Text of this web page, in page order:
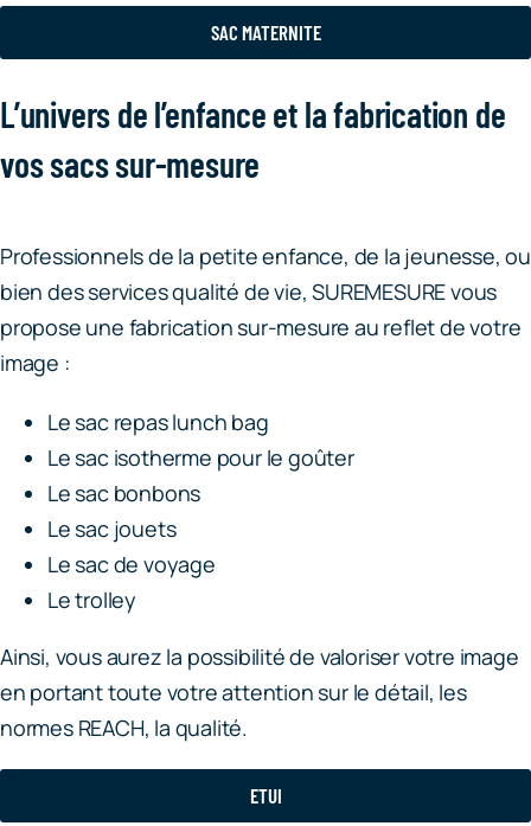
SAC MATERNITE
L’univers de l’enfance et la fabrication de
vos sacs sur-mesure
Professionnels de la petite enfance, de la jeunesse, ou
bien des services qualité de vie, SUREMESURE vous
propose une fabrication sur-mesure au reflet de votre
image :
Le sac repas lunch bag
Le sac isotherme pour le goûter
Le sac bonbons
Le sac jouets
Le sac de voyage
Le trolley
Ainsi, vous aurez la possibilité de valoriser votre image
en portant toute votre attention sur le détail, les
normes REACH, la qualité.
ETUI